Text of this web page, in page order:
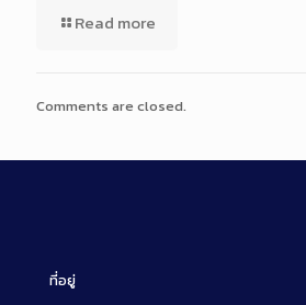
Read more
Comments are closed.
ที่อยู่